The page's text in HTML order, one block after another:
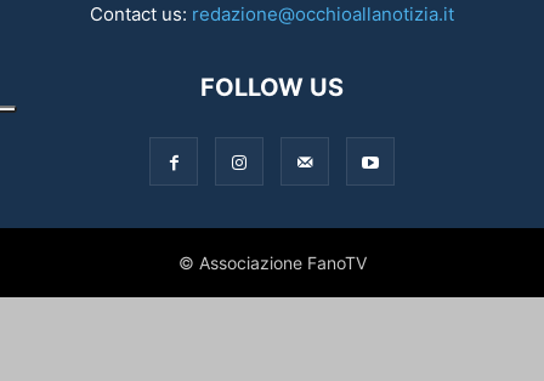
Contact us: redazione@occhioallanotizia.it
FOLLOW US
© Associazione FanoTV